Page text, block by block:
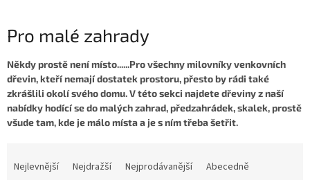
Pro malé zahrady
Někdy prostě není místo......Pro všechny milovníky venkovních
dřevin, kteří nemají dostatek prostoru, přesto by rádi také
zkrášlili okolí svého domu. V této sekci najdete dřeviny z naší
nabídky hodící se do malých zahrad, předzahrádek, skalek, prostě
všude tam, kde je málo místa a je s ním třeba šetřit.
Nejlevnější Nejdražší Nejprodávanější Abecedně